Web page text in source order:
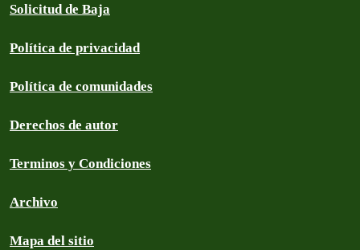
Solicitud de Baja
Política de privacidad
Política de comunidades
Derechos de autor
Terminos y Condiciones
Archivo
Mapa del sitio